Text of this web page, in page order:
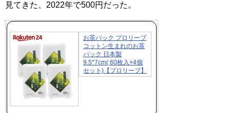
見てきた、2022年で500円だった。
お茶パック プロリーブ
コットン生まれのお茶
パック 日本製
9.5*7cm( 60枚入×4個
セット)【プロリーブ】